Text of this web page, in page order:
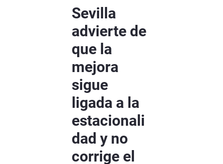
Sevilla
advierte de
que la
mejora
sigue
ligada a la
estacionali
dad y no
corrige el